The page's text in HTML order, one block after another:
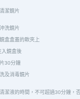
潔鏡片
洗鏡片
盒盒蓋的軟夾上
入鏡盒後
30分鐘
及消毒鏡片
潔液的時間，不可超過30分鐘，